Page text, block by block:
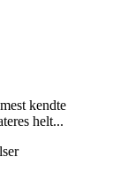
kendte
helt...